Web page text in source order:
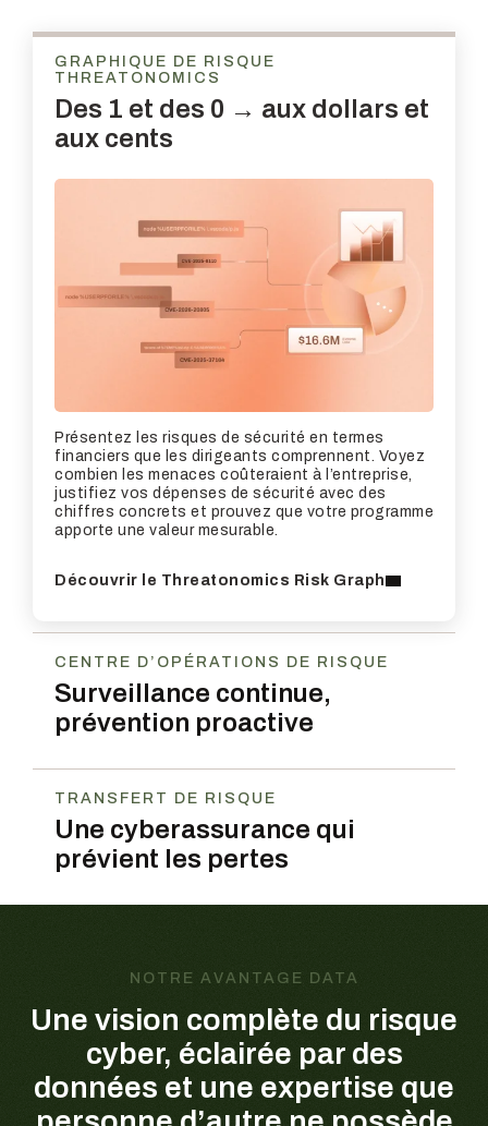
Des 1 et des 0 → aux dollars et
aux cents
GRAPHIQUE DE RISQUE
THREATONOMICS
Présentez les risques de sécurité en termes
financiers que les dirigeants comprennent. Voyez
combien les menaces coûteraient à l’entreprise,
justifiez vos dépenses de sécurité avec des
chiffres concrets et prouvez que votre programme
apporte une valeur mesurable.
Découvrir le Threatonomics Risk Graph
Surveillance continue,
prévention proactive
CENTRE D’OPÉRATIONS DE RISQUE
Une cyberassurance qui
prévient les pertes
TRANSFERT DE RISQUE
NOTRE AVANTAGE DATA
Une vision complète du risque
cyber, éclairée par des
données et une expertise que